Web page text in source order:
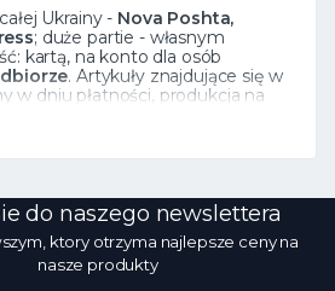
Ukrainy - Nova Poshta,
; duże partie - własnym
kartą, na konto dla osób
. Artykuły znajdujące się w
w dniu płatności, produkcja na
pytania
produkt do koszyka lub zadzwoń
potwierdzi dostępność.
do naszego newslettera
ktory otrzyma najlepsze ceny na
nasze produkty